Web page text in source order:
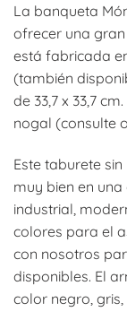
La banqueta
ofrecer una
está fabricada
(también
de 33,7 x 33,7
nogal (consulte
Este taburete
muy bien en
industrial,
colores para el
con nosotros
disponibles. El
color negro,